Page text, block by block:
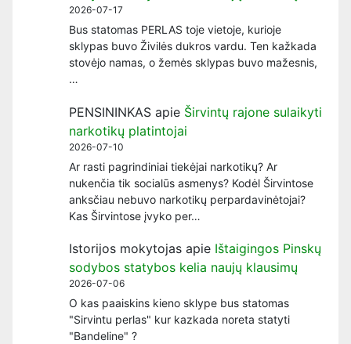
2026-07-17
Bus statomas PERLAS toje vietoje, kurioje
sklypas buvo Živilės dukros vardu. Ten kažkada
stovėjo namas, o žemės sklypas buvo mažesnis,
…
PENSININKAS apie Širvintų rajone sulaikyti
narkotikų platintojai
2026-07-10
Ar rasti pagrindiniai tiekėjai narkotikų? Ar
nukenčia tik socialūs asmenys? Kodėl Širvintose
anksčiau nebuvo narkotikų perpardavinėtojai?
Kas Širvintose įvyko per…
Istorijos mokytojas apie Ištaigingos Pinskų
sodybos statybos kelia naujų klausimų
2026-07-06
O kas paaiskins kieno sklype bus statomas
"Sirvintu perlas" kur kazkada noreta statyti
"Bandeline" ?